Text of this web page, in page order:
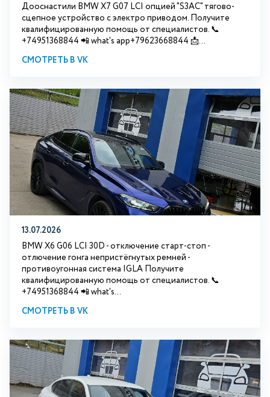
Дооснастили BMW Х7 G07 LCI опцией "S3АС" тягово-
сцепное устройство с электро приводом. Получите
квалифицированную помощь от специалистов. 📞
+74951368844 📲 what's app+79623668844 📩...
СМОТРЕТЬ В VK
13.07.2026
BMW X6 G06 LCI 30D - отключение старт-стоп -
отлючение гонга непристёгнутых ремней -
противоугонная система IGLA Получите
квалифицированную помощь от специалистов. 📞
+74951368844 📲 what's...
СМОТРЕТЬ В VK